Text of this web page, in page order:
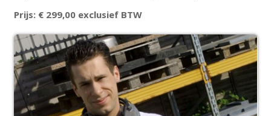
Prijs: € 299,00 exclusief BTW